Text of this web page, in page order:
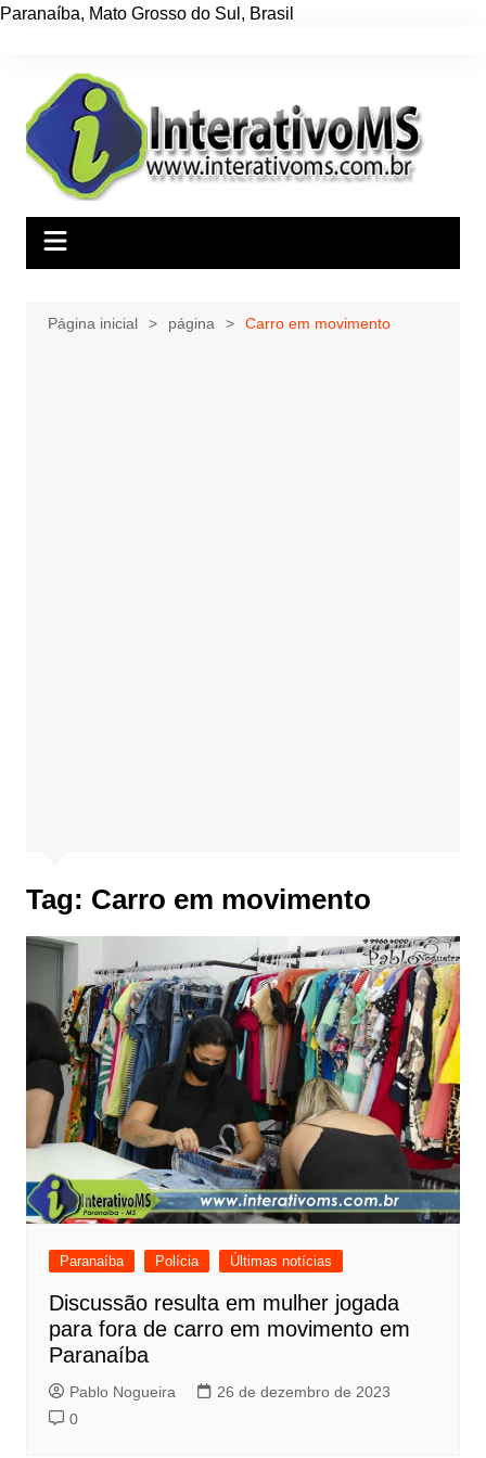
Paranaíba, Mato Grosso do Sul , Brasil
conteúdo
Página inicial página Carro em movimento
Tag: Carro em movimento
Paranaíba Polícia Últimas notícias
Discussão resulta em mulher jogada
para fora de carro em movimento em
Paranaíba
Pablo Nogueira
26 de dezembro de 2023
0